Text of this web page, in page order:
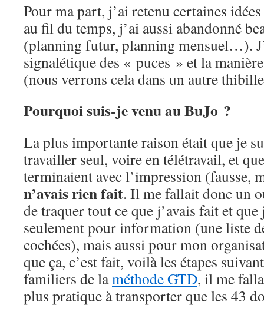
Pour ma part, j’ai retenu certaines
au fil du temps, j’ai aussi abandonné
(planning futur, planning mensuel…).
signalétique des « puces » et la
(nous verrons cela dans un autre
Pourquoi suis-je venu au BuJo ?
La plus importante raison était que je
travailler seul, voire en télétravail, et
terminaient avec l’impression (fausse,
n’avais rien fait. Il me fallait donc un
de traquer tout ce que j’avais fait et
seulement pour information (une liste
cochées), mais aussi pour mon
que ça, c’est fait, voilà les étapes
familiers de laméthode GTD, il me
plus pratique à transporter que les 43